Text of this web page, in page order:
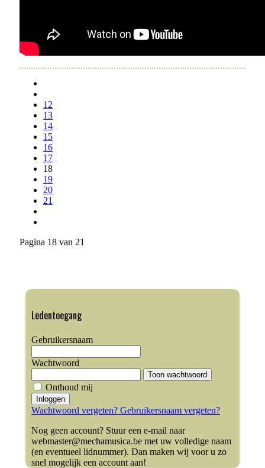
12
13
14
15
16
17
18
19
20
21
Pagina 18 van 21
Ledentoegang
Gebruikersnaam
Wachtwoord
Toon wachtwoord
Onthoud mij
Inloggen
Wachtwoord vergeten? Gebruikersnaam vergeten?
Nog geen account? Stuur een e-mail naar
webmaster@mechamusica.be met uw volledige naam
(en eventueel lidnummer). Dan maken wij voor u zo
snel mogelijk een account aan!